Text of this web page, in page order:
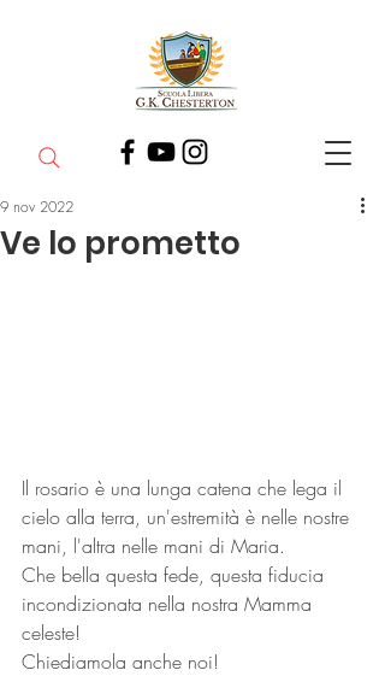
Ve lo prometto
9 nov 2022
Il rosario è una lunga catena che lega il
cielo alla terra, un'estremità è nelle nostre
mani, l'altra nelle mani di Maria.
Che bella questa fede, questa fiducia
incondizionata nella nostra Mamma
celeste!
Chiediamola anche noi!